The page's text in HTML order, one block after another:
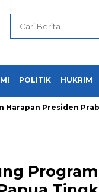
POLITIK HUKRIM
Presiden Prabowo